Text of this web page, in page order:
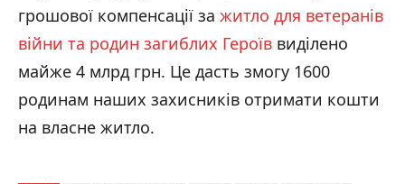
грошової компенсації за житло для ветеранів
війни та родин загиблих Героїв виділено
майже 4 млрд грн. Це дасть змогу 1600
родинам наших захисників отримати кошти
на власне житло.